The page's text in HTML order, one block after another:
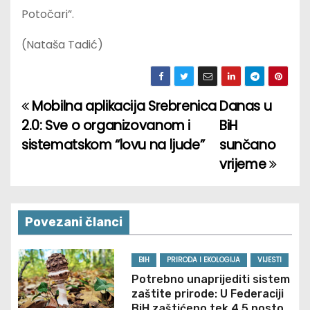
Potočari”.
(Nataša Tadić)
P
o
n
a
v
Danas u
BiH
sunčano
vrijeme
Mobilna aplikacija Srebrenica
2.0: Sve o organizovanom i
sistematskom “lovu na ljude”
Povezani članci
BIH PRIRODA I EKOLOGIJA VIJESTI
Potrebno unaprijediti sistem
zaštite prirode: U Federaciji